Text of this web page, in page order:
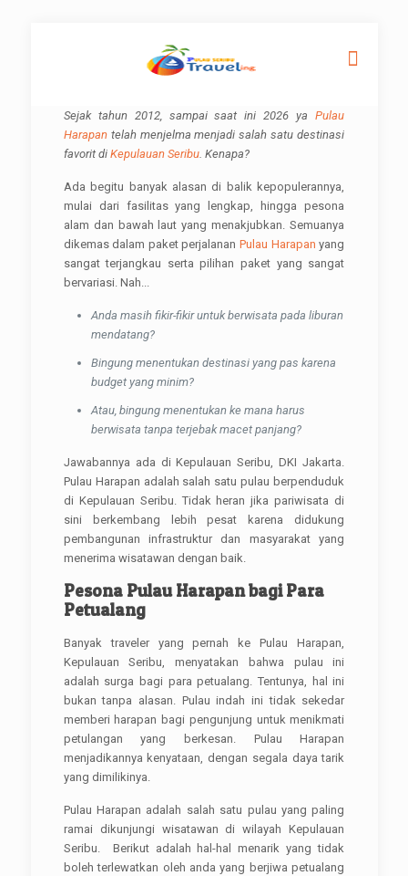
Sejak tahun 2012, sampai saat ini 2026 yaPulau
Harapantelah menjelma menjadi salah satu destinasi
favorit di Kepulauan Seribu. Kenapa?
Ada begitu banyak alasan di balik kepopulerannya,
mulai dari fasilitas yang lengkap, hingga pesona
alam dan bawah laut yang menakjubkan. Semuanya
dikemas dalam paket perjalananPulau Harapan yang
sangat terjangkau serta pilihan paket yang sangat
bervariasi. Nah...
Anda masih fikir-fikir untuk berwisata pada liburan
mendatang?
Bingung menentukan destinasi yang pas karena
budget yang minim?
Atau, bingung menentukan ke mana harus
berwisata tanpa terjebak macet panjang?
Jawabannya ada di Kepulauan Seribu, DKI Jakarta.
Pulau Harapan adalah salah satu pulau berpenduduk
di Kepulauan Seribu. Tidak heran jika pariwisata di
sini berkembang lebih pesat karena didukung
pembangunan infrastruktur dan masyarakat yang
menerima wisatawan dengan baik.
Pesona Pulau Harapan bagi Para
Petualang
Banyak traveler yang pernah ke Pulau Harapan,
Kepulauan Seribu, menyatakan bahwa pulau ini
adalah surga bagi para petualang. Tentunya, hal ini
bukan tanpa alasan. Pulau indah ini tidak sekedar
memberi harapan bagi pengunjung untuk menikmati
petulangan yang berkesan. Pulau Harapan
menjadikannya kenyataan, dengan segala daya tarik
yang dimilikinya.
Pulau Harapan adalah salah satu pulau yang paling
ramai dikunjungi wisatawan di wilayah Kepulauan
Seribu. Berikut adalah hal-hal menarik yang tidak
boleh terlewatkan oleh anda yang berjiwa petualang